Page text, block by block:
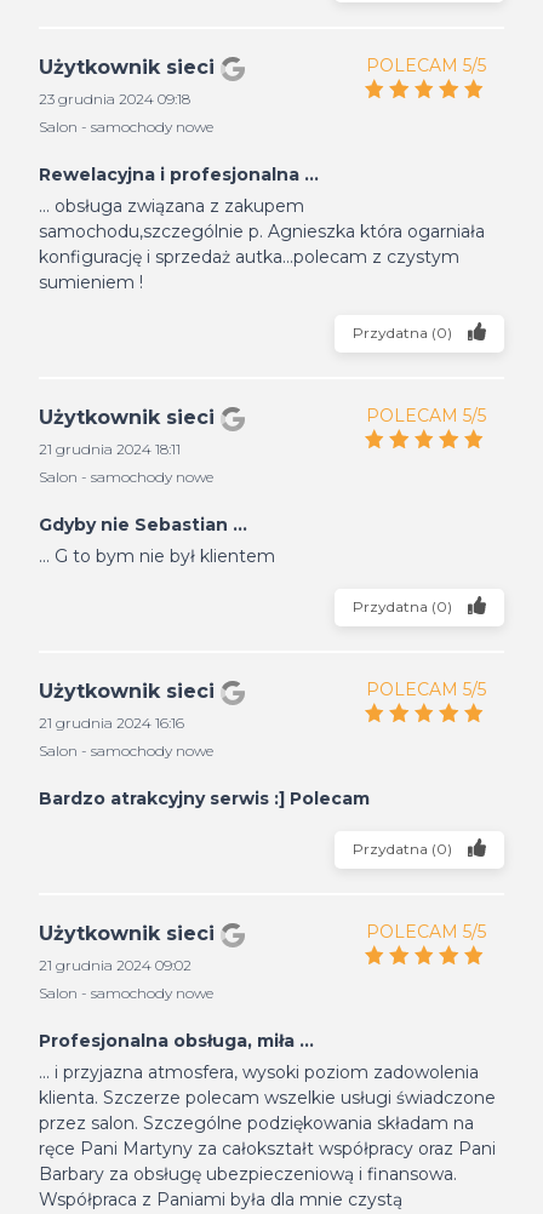
Użytkownik sieci
23 grudnia 2024 09:18
Salon - samochody nowe
POLECAM 5/5
Rewelacyjna i profesjonalna ...
... obsługa związana z zakupem
samochodu,szczególnie p. Agnieszka która ogarniała
konfigurację i sprzedaż autka...polecam z czystym
sumieniem !
Przydatna (0)
Użytkownik sieci
21 grudnia 2024 18:11
Salon - samochody nowe
POLECAM 5/5
Gdyby nie Sebastian ...
... G to bym nie był klientem
Przydatna (0)
Użytkownik sieci
21 grudnia 2024 16:16
Salon - samochody nowe
POLECAM 5/5
Bardzo atrakcyjny serwis :] Polecam
Przydatna (0)
Użytkownik sieci
21 grudnia 2024 09:02
Salon - samochody nowe
POLECAM 5/5
Profesjonalna obsługa, miła ...
... i przyjazna atmosfera, wysoki poziom zadowolenia
klienta. Szczerze polecam wszelkie usługi świadczone
przez salon. Szczególne podziękowania składam na
ręce Pani Martyny za całokształt współpracy oraz Pani
Barbary za obsługę ubezpieczeniową i finansowa.
Współpraca z Paniami była dla mnie czystą